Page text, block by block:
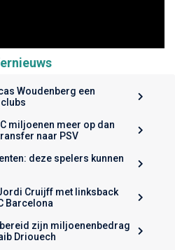
Woudenberg een
miljoenen meer op dan
naar PSV
deze spelers kunnen
Cruijff met linksback
Barcelona
bereid zijn miljoenenbedrag
Driouech